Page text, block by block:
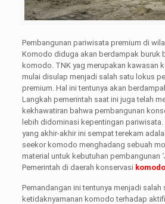
Pembangunan pariwisata premium di
Komodo diduga akan berdampak buruk
komodo. TNK yag merupakan kawasan
mulai disulap menjadi salah satu lokus
premium. Hal ini tentunya akan
Langkah pemerintah saat ini juga telah
kekhawatiran bahwa pembangunan
lebih didominasi kepentingan
yang akhir-akhir ini sempat terekam
seekor komodo menghadang sebuah
material untuk kebutuhan pembangunan
Pemerintah di daerah konservasi komodo
Pemandangan ini tentunya menjadi salah
ketidaknyamanan komodo terhadap